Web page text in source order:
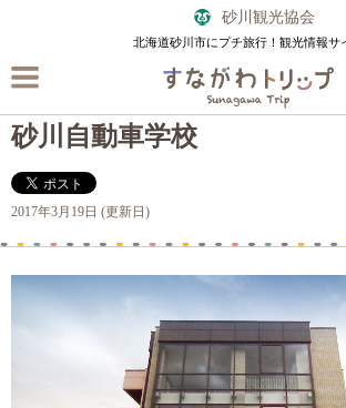
砂川観光協会
北海道砂川市にプチ旅行！観光情報サ
砂川自動車学校
2017年3月19日 (更新日)